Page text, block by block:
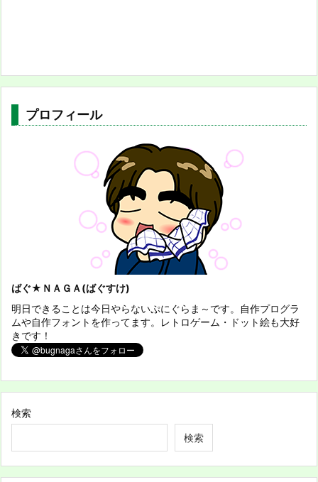
プロフィール
ばぐ★ＮＡＧＡ(ばぐすけ)
明日できることは今日やらないぷにぐらま～です。自作プログラ
ムや自作フォントを作ってます。レトロゲーム・ドット絵も大好
きです！
検索
検索